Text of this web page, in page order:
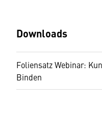
Downloads
Foliensatz Webinar:
Binden